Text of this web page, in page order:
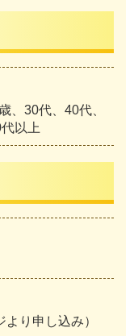
、30代、40代、
以上
り申し込み）